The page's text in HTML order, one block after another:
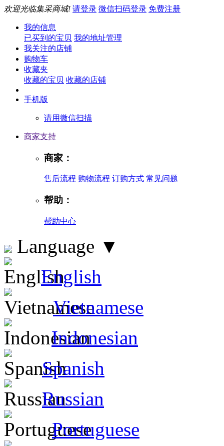
欢迎光临集采商城! 请登录 微信扫码登录 免费注册
我的信息
已买到的宝贝 我的地址管理
我关注的店铺
购物车
收藏夹
收藏的宝贝 收藏的店铺
手机版
请用微信扫描
商家支持
商家：
售后流程 购物流程 订购方式 常见问题
帮助：
帮助中心
Language ▼
English
Vietnamese
Indonesian
Spanish
Russian
Portuguese